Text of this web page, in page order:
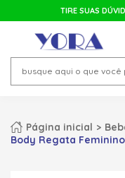
TIRE SUAS
Página inicial
Body Regata